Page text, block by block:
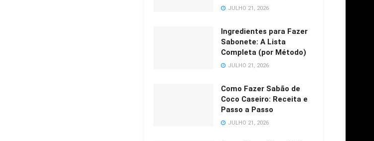
JULHO 21, 2026
Ingredientes para Fazer
Sabonete: A Lista
Completa (por Método)
JULHO 21, 2026
Como Fazer Sabão de
Coco Caseiro: Receita e
Passo a Passo
JULHO 21, 2026